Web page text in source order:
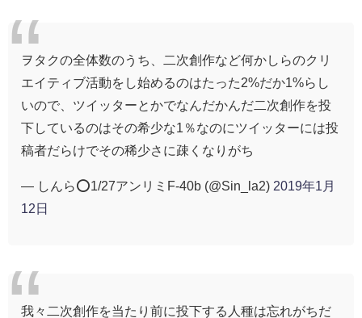
ヲタクの全体数のうち、二次創作など何かしらのクリ
エイティブ活動をし始めるのはたった2%だか1%らし
いので、ツイッターとかでなんだかんだ二次創作を投
下しているのはその希少な1％なのにツイッターには投
稿者だらけでその稀少さに疎くなりがち
— しんら⭕️1/27アンリミF-40b (@Sin_la2) 2019年1月
12日
我々二次創作を当たり前に投下する人種は忘れがちだ